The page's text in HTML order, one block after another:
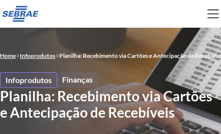
Home Infoprodutos Planilha: Recebimento via Cartões e Antecipação de Recebíveis
Infoprodutos Finanças
Planilha: Recebimento via Cartões
e Antecipação de Recebíveis